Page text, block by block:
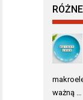
ważną …